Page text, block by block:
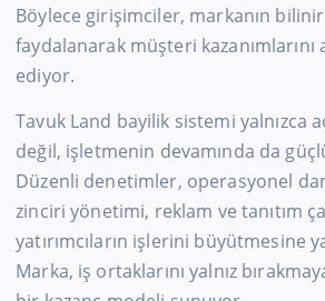
Böylece girişimciler, markanın
faydalanarak müşteri kazanımlarını
ediyor.
Tavuk Land bayilik sistemi yalnızca
değil, işletmenin devamında da
Düzenli denetimler, operasyonel
zinciri yönetimi, reklam ve tanıtım
yatırımcıların işlerini büyütmesine
Marka, iş ortaklarını yalnız